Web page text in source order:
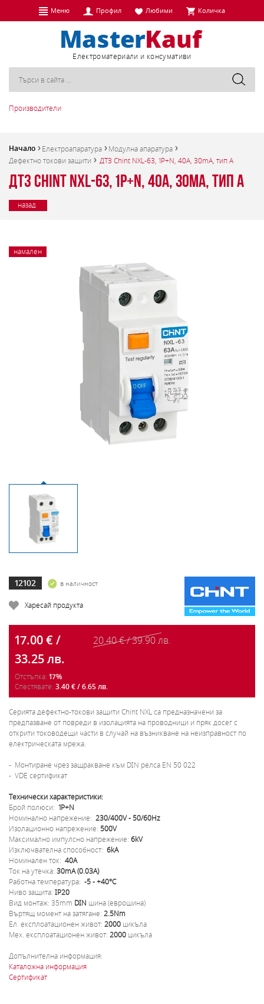
Меню Профил Любими Количка
Eлектроматериали и консумативи
Производители
Начало Електроапаратура
Модулна апаратура
Дефектно токови защити
ДТЗ Chint NXL-63, 1P+N, 40A, 30mA, тип А
ДТЗ Chint NXL-63, 1P+N, 40A, 30mA, тип А
назад
намален
12102 в наличност
Харесай продукта
17.00 € /
33.25 лв.
20.40 € / 39.90 лв.
Отстъпка: 17%
Спестявате: 3.40 € / 6.65 лв.
Серията дефектно-токови защити Chint NXL са предназначени за
предпазване от повреди в изолацията на проводници и пряк досег с
открити тоководещи части в случай на възникване на неизправност по
електрическата мрежа.
- Монтиране чрез защракване към DIN релса EN 50 022
- VDE сертификат
Технически характеристики:
Брой полюси: 1P+N
Номинално напрежение: 230/400V - 50/60Hz
Изолационно напрежение: 500V
Максимално импулсно напрежение: 6kV
Изключвателна способност: 6kA
Номинален ток: 40A
Ток на утечка: 30mA (0.03A)
Работна температура: -5 - +40°C
Ниво защита: IP20
Вид монтаж: 35mm DIN шина (еврошина)
Въртящ момент на затягане: 2.5Nm
Eл. експлоатационен живот: 2000 цикъла
Мех. експлоатационен живот: 2000 цикъла
Допълнителна информация:
Каталожна информация
Сертификат